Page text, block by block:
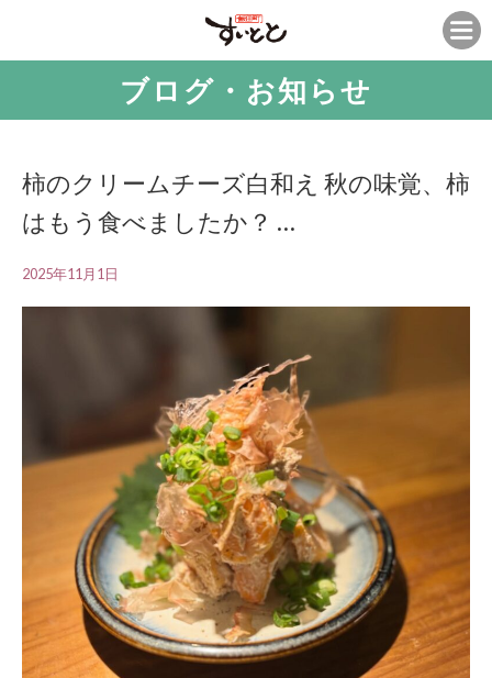
ブログ・お知らせ
柿のクリームチーズ白和え 秋の味覚、柿
はもう食べましたか？ …
2025年11月1日